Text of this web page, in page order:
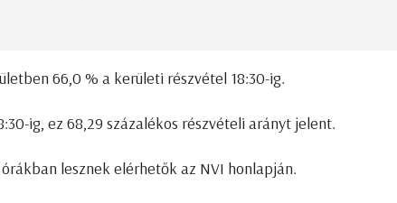
66,0 % a kerületi részvétel 18:30-ig.
ig, ez 68,29 százalékos részvételi arányt jelent.
lesznek elérhetők az NVI honlapján.